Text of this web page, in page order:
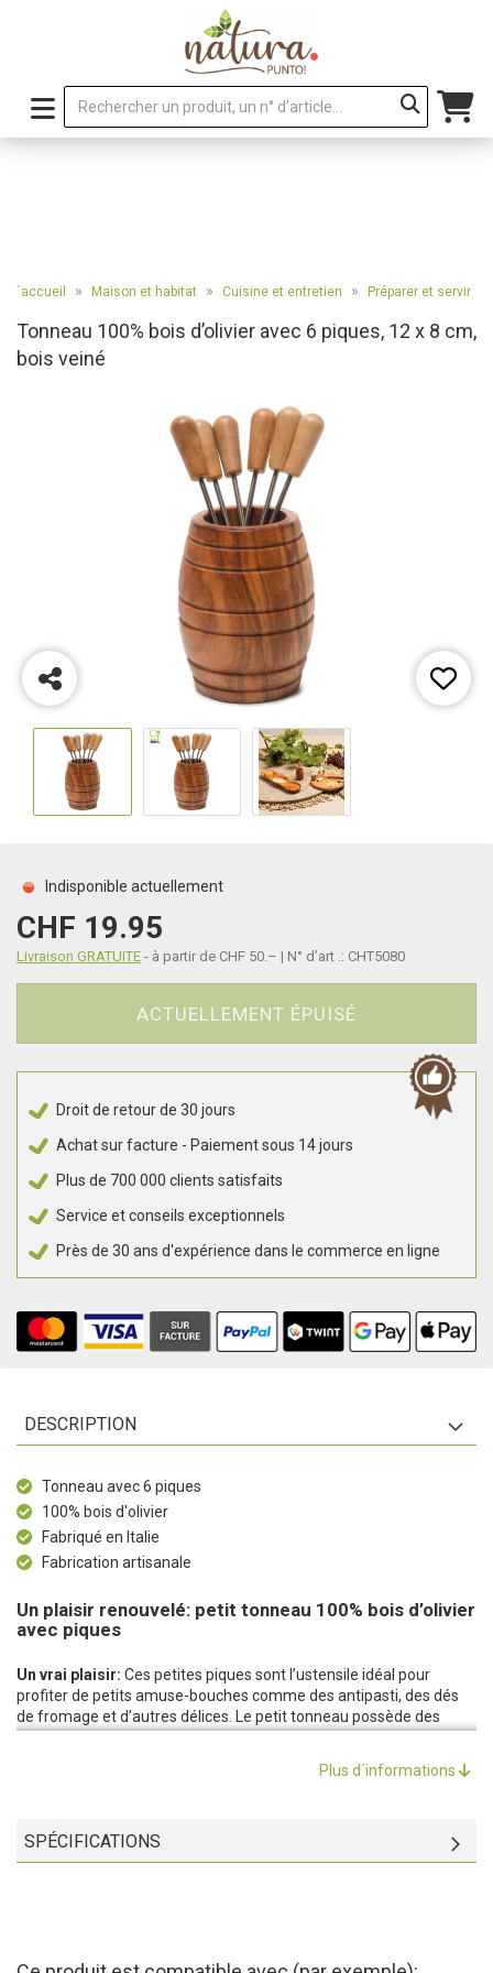
d`accueil » Maison et habitat » Cuisine et entretien » Préparer et servir
Tonneau 100% bois d’olivier avec 6 piques, 12 x 8 cm,
bois veiné
Indisponible actuellement
CHF 19.95
Livraison GRATUITE - à partir de CHF 50.– | N° d’art .: CHT5080
ACTUELLEMENT ÉPUISÉ
Droit de retour de 30 jours
Achat sur facture - Paiement sous 14 jours
Plus de 700 000 clients satisfaits
Service et conseils exceptionnels
Près de 30 ans d'expérience dans le commerce en ligne
DESCRIPTION
Tonneau avec 6 piques
100% bois d'olivier
Fabriqué en Italie
Fabrication artisanale
Un plaisir renouvelé: petit tonneau 100% bois d’olivier
avec piques
Un vrai plaisir: Ces petites piques sont l’ustensile idéal pour
profiter de petits amuse-bouches comme des antipasti, des dés
de fromage et d’autres délices. Le petit tonneau possède des
piques est en bois d’olivier, possède un fini brillant et une forme
ronde qui tient bien dans la main.
bouches à vos invités l’esprit tranquille.
Plus d´informations
SPÉCIFICATIONS